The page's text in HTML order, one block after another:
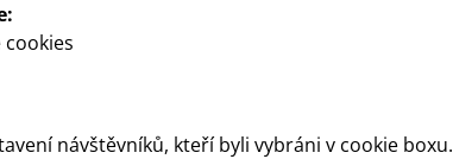
návštěvníků, kteří byli vybráni v cookie boxu.